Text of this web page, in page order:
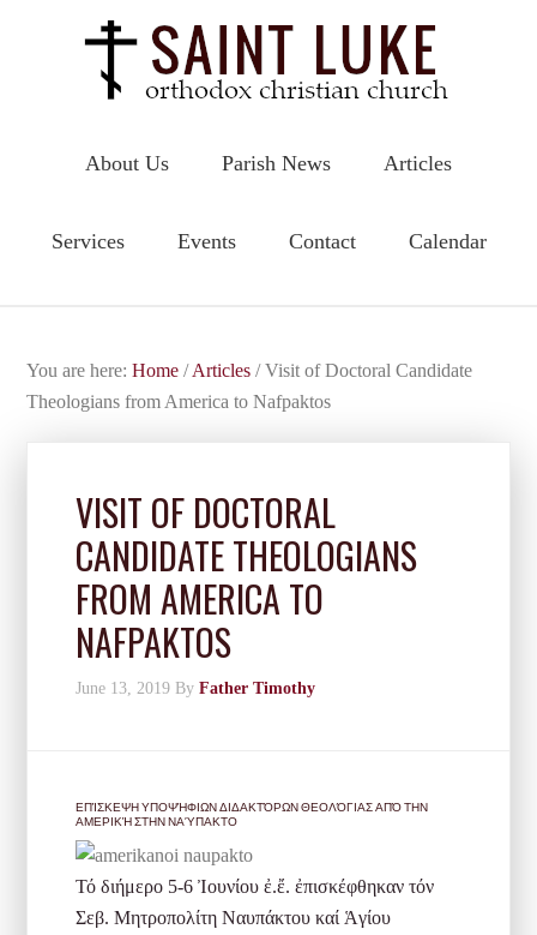
About Us Parish News Articles
Services Events Contact Calendar
You are here:Home / Articles /Visit of Doctoral Candidate
Theologians from America to Nafpaktos
VISIT OF DOCTORAL
CANDIDATE THEOLOGIANS
FROM AMERICA TO
NAFPAKTOS
June 13, 2019 ByFather Timothy
ΕΠΊΣΚΕΨΗ ΥΠΟΨΉΦΙΩΝ ΔΙΔΑΚΤΌΡΩΝ ΘΕΟΛΌΓΙΑΣ ΑΠΌ ΤΗΝ
ΑΜΕΡΙΚΉ ΣΤΗΝ ΝΑΎΠΑΚΤΟ
Τό διήμερο 5-6 Ἰουνίου ἐ.ἔ. ἐπισκέφθηκαν τόν
Σεβ. Μητροπολίτη Ναυπάκτου καί Ἁγίου